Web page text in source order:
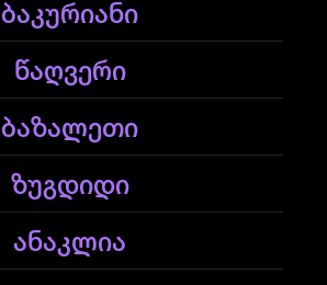
ბაკურიანი
წაღვერი
ბაზალეთი
ზუგდიდი
ანაკლია